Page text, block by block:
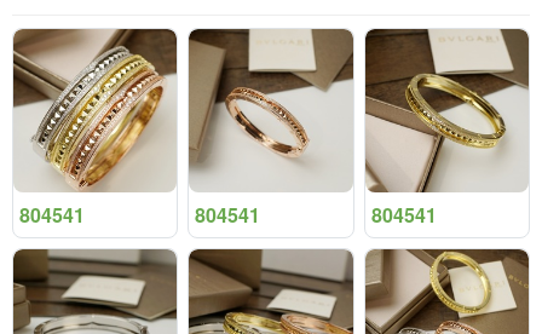
804541 804541 804541